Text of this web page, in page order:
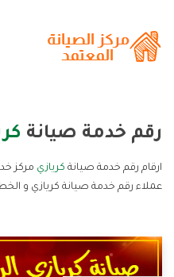
رقم خدمة صيانة
ارقام رقم خدمة صيانة كريازي مركز
عملاء رقم خدمة صيانة كريازي و